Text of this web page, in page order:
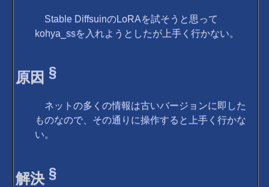
Stable DiffsuinのLoRAを試そうと思って
kohya_ssを入れようとしたが上手く行かない。
原因§
ネットの多くの情報は古いバージョンに即した
ものなので、その通りに操作すると上手く行かな
い。
解決§